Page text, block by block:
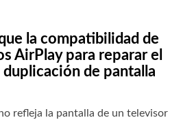
la compatibilidad de
AirPlay para reparar el
duplicación de pantalla
refleja la pantalla de un televisor